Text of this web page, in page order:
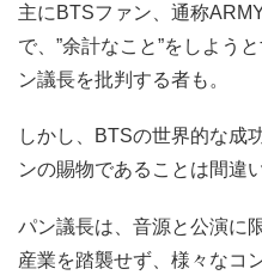
主にBTSファン、通称
で、”余計なこと”をしよう
ン議長を批判する者も。
しかし、BTSの世界的な成
ンの賜物であることは間違
パン議長は、音源と公演に
産業を踏襲せず、様々なコ